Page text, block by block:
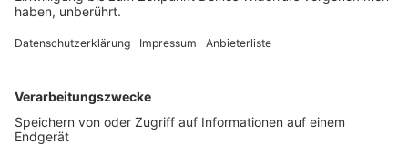
stürzt ein Mann in Würzburg von der Brücke – die
Der Betrunkene bekommt einen Krampfanfall.
DEINE GEMERKTEN ARTIKEL